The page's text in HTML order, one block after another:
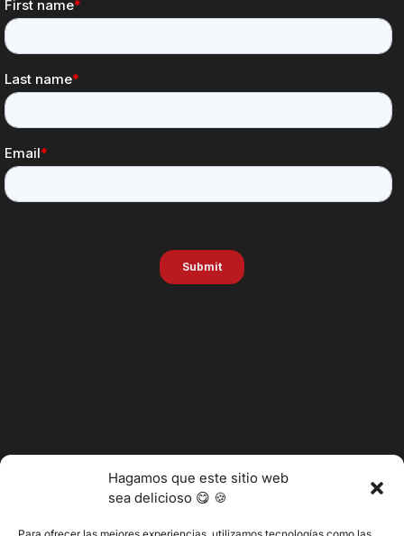
Hagamos que este sitio web
sea delicioso 😋 🍪